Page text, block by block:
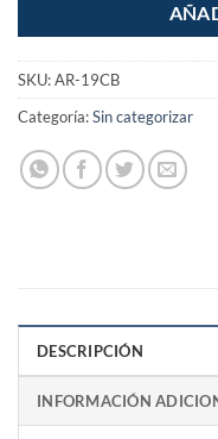
SKU:AR-19CB
Categoría:Sin categorizar
DESCRIPCIÓN
INFORMACIÓN